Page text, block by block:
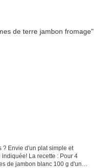
? Envie d'un plat simple et
La recette : Pour 4
de jambon blanc 100 g d'un